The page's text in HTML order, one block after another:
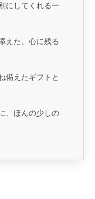
にしてくれる一
えた、心に残る
備えたギフトと
、ほんの少しの